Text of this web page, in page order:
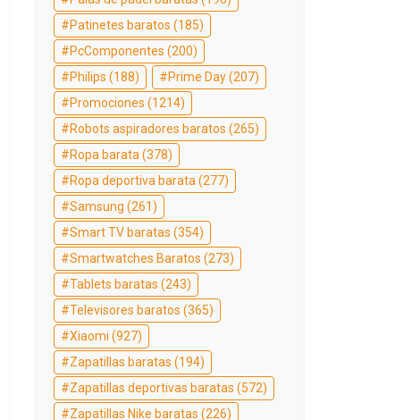
Patinetes baratos (185)
PcComponentes (200)
Philips (188) Prime Day(207)
Promociones (1214)
Robots aspiradores baratos (265)
Ropa barata (378)
Ropa deportiva barata (277)
Samsung (261)
Smart TV baratas (354)
Smartwatches Baratos (273)
Tablets baratas (243)
Televisores baratos (365)
Xiaomi (927)
Zapatillas baratas (194)
Zapatillas deportivas baratas (572)
Zapatillas Nike baratas (226)